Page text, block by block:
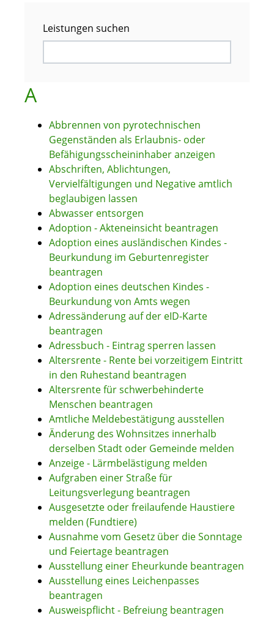
Leistungen suchen
A
Abbrennen von pyrotechnischen
Gegenständen als Erlaubnis- oder
Befähigungsscheininhaber anzeigen
Abschriften, Ablichtungen,
Vervielfältigungen und Negative amtlich
beglaubigen lassen
Abwasser entsorgen
Adoption - Akteneinsicht beantragen
Adoption eines ausländischen Kindes -
Beurkundung im Geburtenregister
beantragen
Adoption eines deutschen Kindes -
Beurkundung von Amts wegen
Adressänderung auf der eID-Karte
beantragen
Adressbuch - Eintrag sperren lassen
Altersrente - Rente bei vorzeitigem Eintritt
in den Ruhestand beantragen
Altersrente für schwerbehinderte
Menschen beantragen
Amtliche Meldebestätigung ausstellen
Änderung des Wohnsitzes innerhalb
derselben Stadt oder Gemeinde melden
Anzeige - Lärmbelästigung melden
Aufgraben einer Straße für
Leitungsverlegung beantragen
Ausgesetzte oder freilaufende Haustiere
melden (Fundtiere)
Ausnahme vom Gesetz über die Sonntage
und Feiertage beantragen
Ausstellung einer Eheurkunde beantragen
Ausstellung eines Leichenpasses
beantragen
Ausweispflicht - Befreiung beantragen